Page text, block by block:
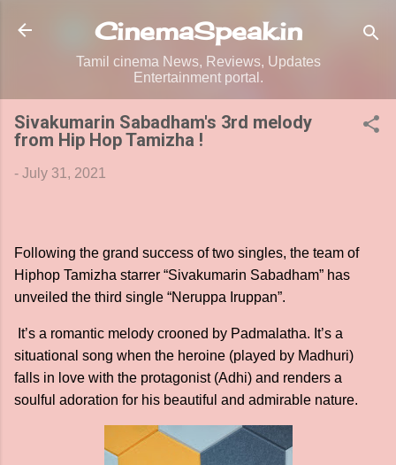
Skip to main content
CinemaSpeak.in
Tamil cinema News, Reviews, Updates
Entertainment portal.
Sivakumarin Sabadham's 3rd melody
from Hip Hop Tamizha !
- July 31, 2021
Following the grand success of two singles, the team of
Hiphop Tamizha starrer “Sivakumarin Sabadham” has
unveiled the third single “Neruppa Iruppan”.
It’s a romantic melody crooned by Padmalatha. It’s a
situational song when the heroine (played by Madhuri)
falls in love with the protagonist (Adhi) and renders a
soulful adoration for his beautiful and admirable nature.